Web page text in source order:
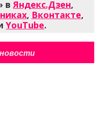
вЯндекс.Дзен,
, Вконтакте,
YouTube.